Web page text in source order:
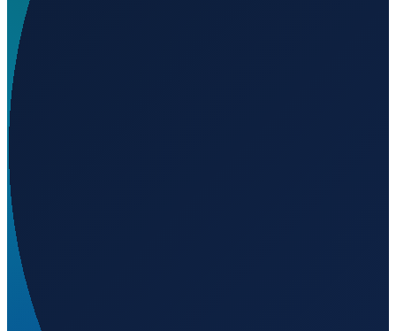
Wird geladen...